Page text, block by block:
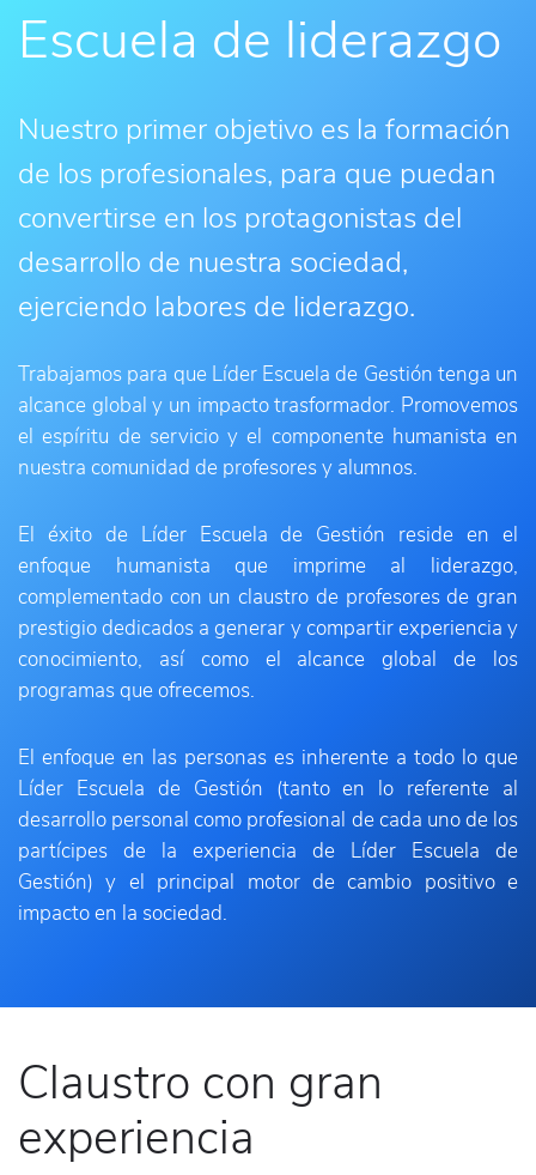
Escuela de liderazgo
Nuestro primer objetivo es la formación
de los profesionales, para que puedan
convertirse en los protagonistas del
desarrollo de nuestra sociedad,
ejerciendo labores de liderazgo.
Trabajamos para que Líder Escuela de Gestión tenga un
alcance global y un impacto trasformador. Promovemos
el espíritu de servicio y el componente humanista en
nuestra comunidad de profesores y alumnos.
El éxito de Líder Escuela de Gestión reside en el
enfoque humanista que imprime al liderazgo,
complementado con un claustro de profesores de gran
prestigio dedicados a generar y compartir experiencia y
conocimiento, así como el alcance global de los
programas que ofrecemos.
El enfoque en las personas es inherente a todo lo que
Líder Escuela de Gestión (tanto en lo referente al
desarrollo personal como profesional de cada uno de los
partícipes de la experiencia de Líder Escuela de
Gestión) y el principal motor de cambio positivo e
impacto en la sociedad.
Claustro con gran
experiencia